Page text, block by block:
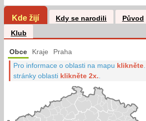
Kde žijí Kdy se narodili Původ
Klub
Obce Kraje Praha
Pro informace o oblasti na mapu klikněte
stránky oblasti klikněte 2x.